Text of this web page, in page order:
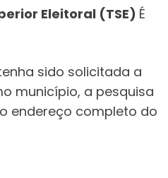
Eleitoral (TSE) É
sido solicitada a
município, a pesquisa
endereço completo do